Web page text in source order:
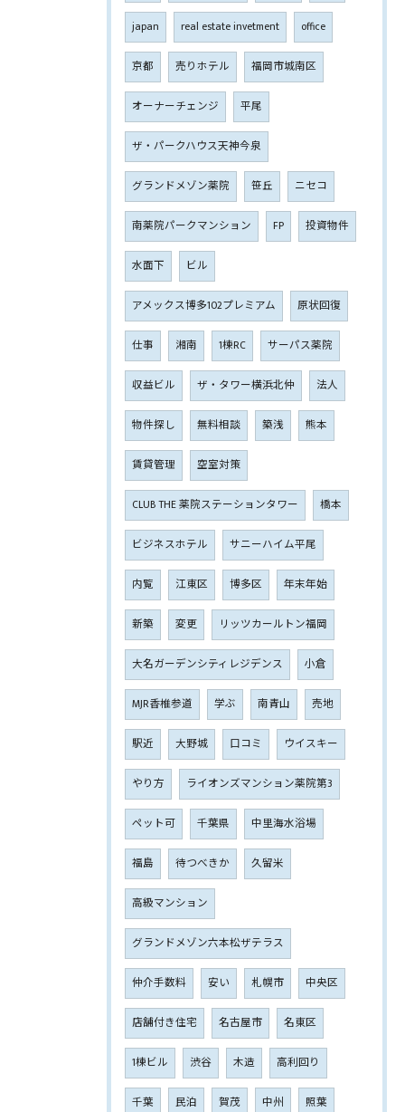
japan real estate invetment office
京都 売りホテル 福岡市城南区
オーナーチェンジ 平尾
ザ・パークハウス天神今泉
グランドメゾン薬院 笹丘 ニセコ
南薬院パークマンション FP 投資物件
水面下 ビル
アメックス博多102プレミアム 原状回復
仕事 湘南 1棟RC サーパス薬院
収益ビル ザ・タワー横浜北仲 法人
物件探し 無料相談 築浅 熊本
賃貸管理 空室対策
CLUB THE 薬院ステーションタワー 橋本
ビジネスホテル サニーハイム平尾
内覧 江東区 博多区 年末年始
新築 変更 リッツカールトン福岡
大名ガーデンシティレジデンス 小倉
MJR香椎参道 学ぶ 南青山 売地
駅近 大野城 口コミ ウイスキー
やり方 ライオンズマンション薬院第3
ペット可 千葉県 中里海水浴場
福島 待つべきか 久留米
高級マンション
グランドメゾン六本松ザテラス
仲介手数料 安い 札幌市 中央区
店舗付き住宅 名古屋市 名東区
1棟ビル 渋谷 木造 高利回り
千葉 民泊 賀茂 中州 照葉